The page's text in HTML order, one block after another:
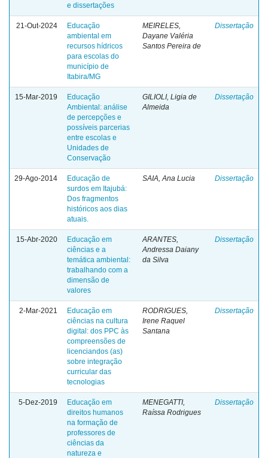
e dissertações
21-Out-2024
Educação
ambiental em
recursos hídricos
para escolas do
município de
Itabira/MG
MEIRELES,
Dayane Valéria
Santos Pereira de
Dissertação
15-Mar-2019
Educação
Ambiental: análise
de percepções e
possíveis parcerias
entre escolas e
Unidades de
Conservação
GILIOLI, Ligia de
Almeida
Dissertação
29-Ago-2014
Educação de
surdos em Itajubá:
Dos fragmentos
históricos aos dias
atuais.
SAIA, Ana Lucia Dissertação
15-Abr-2020
Educação em
ciências e a
temática ambiental:
trabalhando com a
dimensão de
valores
ARANTES,
Andressa Daiany
da Silva
Dissertação
2-Mar-2021
Educação em
ciências na cultura
digital: dos PPC às
compreensões de
licenciandos (as)
sobre integração
curricular das
tecnologias
RODRIGUES,
Irene Raquel
Santana
Dissertação
5-Dez-2019
Educação em
direitos humanos
na formação de
professores de
ciências da
natureza e
MENEGATTI,
Raíssa Rodrigues
Dissertação